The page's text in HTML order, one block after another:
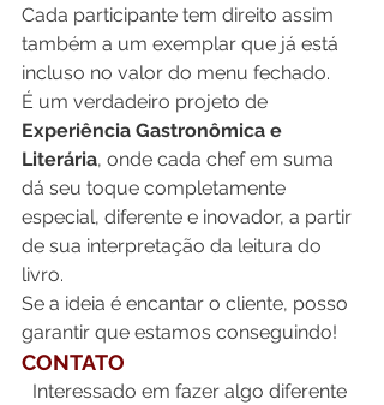
Cada participante tem direito assim
também a um exemplar que já está
incluso no valor do menu fechado.
É um verdadeiro projeto de
Experiência Gastronômica e
Literária, onde cada chef em suma
dá seu toque completamente
especial, diferente e inovador, a partir
de sua interpretação da leitura do
livro.
Se a ideia é encantar o cliente, posso
garantir que estamos conseguindo!
CONTATO
Interessado em fazer algo diferente